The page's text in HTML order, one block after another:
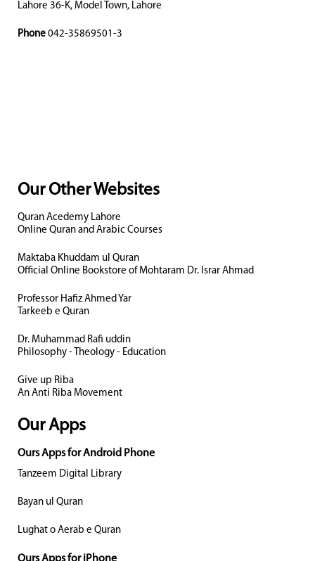
Lahore 36-K, Model Town, Lahore
Phone 042-35869501-3
Our Other Websites
Quran Acedemy Lahore
Online Quran and Arabic Courses
Maktaba Khuddam ul Quran
Official Online Bookstore of Mohtaram Dr. Israr Ahmad
Professor Hafiz Ahmed Yar
Tarkeeb e Quran
Dr. Muhammad Rafi uddin
Philosophy - Theology - Education
Give up Riba
An Anti Riba Movement
Our Apps
Ours Apps for Android Phone
Tanzeem Digital Library
Bayan ul Quran
Lughat o Aerab e Quran